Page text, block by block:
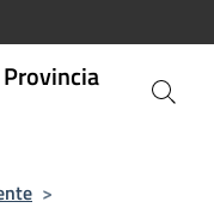
Provincia
>